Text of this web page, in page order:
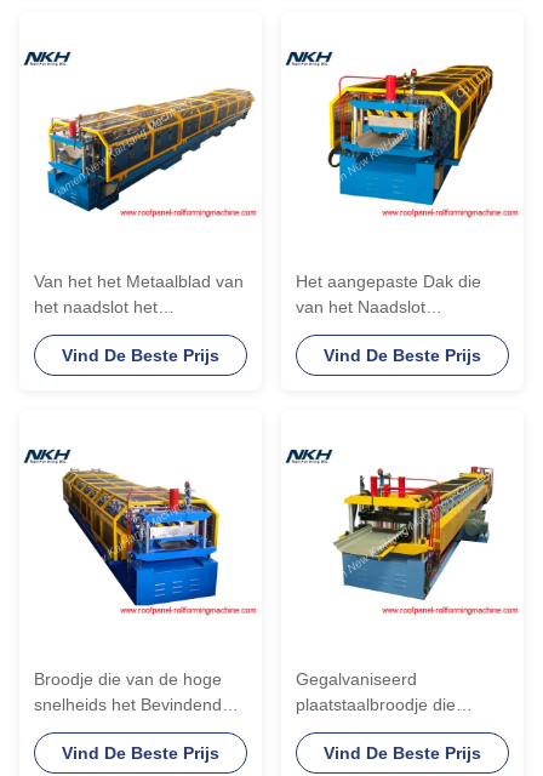
Van het het Metaalblad van
het naadslot het
Dakbroodje die die
Machine vormen met het
Vind De Beste Prijs
Het aangepaste Dak die
van het Naadslot
Metaaldak maken Hoge Rib
van de Machine met
Vind De Beste Prijs
Broodje die van de hoge
snelheids het Bevindende
Naad Machine vormen die
voor het Comité van het
Vind De Beste Prijs
Gegalvaniseerd
plaatstaalbroodje die
machines, het dakmachine
van het bevindende
Vind De Beste Prijs